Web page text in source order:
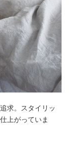
求。スタイリッ
上がっていま